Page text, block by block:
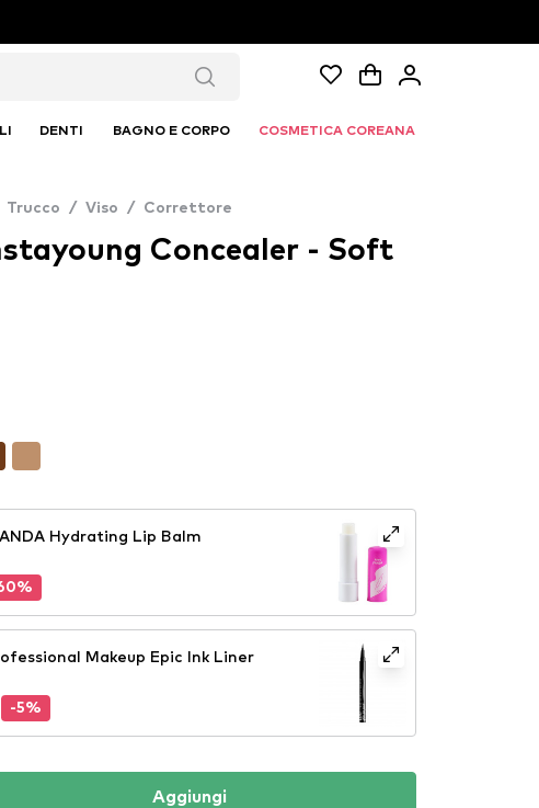
DENTI BAGNO E CORPO COSMETICA COREANA
Trucco / Viso / Correttore
Concealer - Soft
Hydrating Lip Balm
Makeup Epic Ink Liner
-5%
Aggiungi